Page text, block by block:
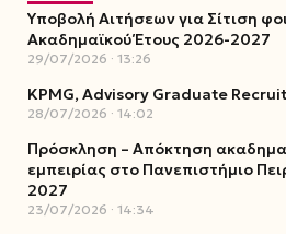
Υποβολή Αιτήσεων για Σίτιση
Ακαδημαϊκού Έτους 2026-2027
29/07/2026 13:26
KPMG, Advisory Graduate
28/07/2026 14:02
Πρόσκληση – Απόκτηση
εμπειρίας στο Πανεπιστήμιο
2027
23/07/2026 14:34